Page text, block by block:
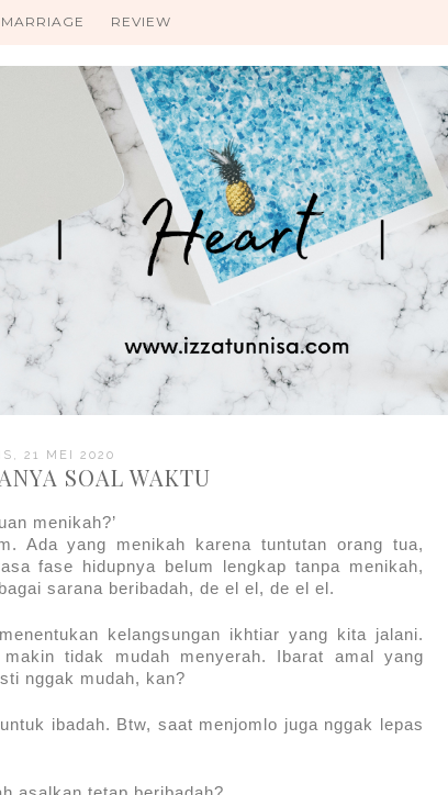
MARRIAGE REVIEW
21 MEI 2020
SOAL WAKTU
menikah?’
Ada yang menikah karena tuntutan orang tua,
fase hidupnya belum lengkap tanpa menikah,
sarana beribadah, de el el, de el el.
kelangsungan ikhtiar yang kita jalani.
tidak mudah menyerah. Ibarat amal yang
nggak mudah, kan?
ibadah. Btw, saat menjomlo juga nggak lepas